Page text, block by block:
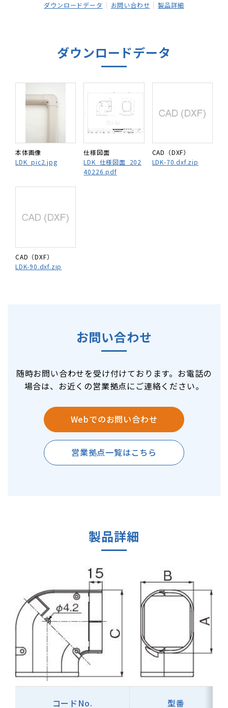
ダウンロードデータ お問い合わせ 製品詳細
ダウンロードデータ
本体画像
LDK_pic2.jpg
仕様図面
LDK_仕様図面_202
40226.pdf
CAD（DXF）
LDK-70.dxf.zip
CAD（DXF）
LDK-90.dxf.zip
お問い合わせ
随時お問い合わせを受け付けております。お電話の
場合は、お近くの営業拠点にご連絡ください。
Webでのお問い合わせ
営業拠点一覧はこちら
製品詳細
コードNo. 型番